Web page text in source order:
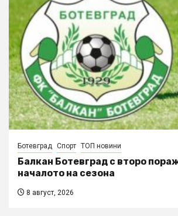
Ботевград Спорт ТОП новини
Балкан Ботевград с второ
началото на сезона
8 август, 2026